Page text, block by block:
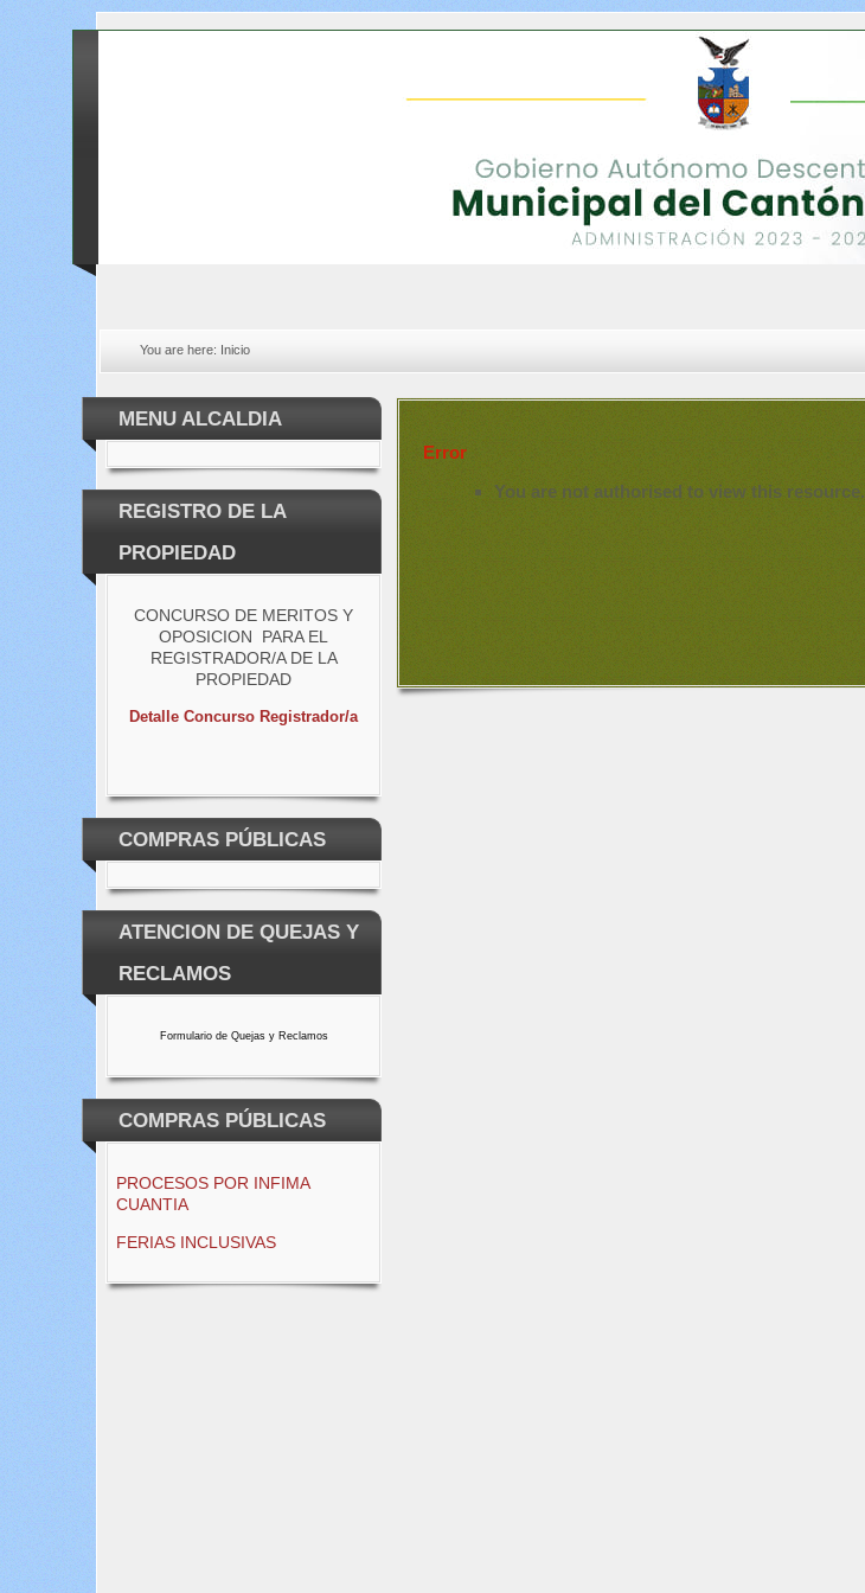
You are here: Inicio
MENU ALCALDIA
REGISTRO DE LA
PROPIEDAD
CONCURSO DE MERITOS Y
OPOSICION PARA EL
REGISTRADOR/A DE LA
PROPIEDAD
Detalle Concurso Registrador/a
COMPRAS PÚBLICAS
ATENCION DE QUEJAS Y
RECLAMOS
Formulario de Quejas y Reclamos
COMPRAS PÚBLICAS
PROCESOS POR INFIMA
CUANTIA
FERIAS INCLUSIVAS
Error
You are not authorised to view this resource.